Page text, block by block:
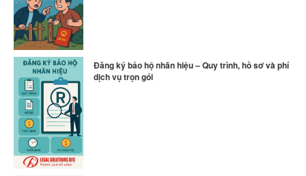
Đăng ký bảo hộ nhãn hiệu – Quy trình, hồ sơ và phí
dịch vụ trọn gói